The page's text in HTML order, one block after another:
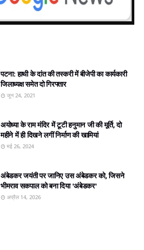
पटना: हाथी के दांत की तस्करी में बीजेपी का कार्यकारी
जिलाध्यक्ष समेत दो गिरफ्तार
जून 24, 2021
अयोध्‍या के राम मंदिर में टूटी हनुमान जी की मूर्ति, दो
महीने में ही दिखने लगीं निर्माण की खामियां
मई 26, 2024
अंबेडकर जयंती पर जानिए उस अंबेडकर को, जिसने
भीमराव सकपाल को बना दिया 'अंबेडकर'
अप्रैल 14, 2026